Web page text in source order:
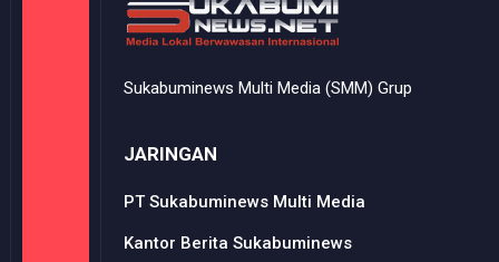
Sukabuminews Multi Media (SMM) Grup
JARINGAN
PT Sukabuminews Multi Media
Kantor Berita Sukabuminews